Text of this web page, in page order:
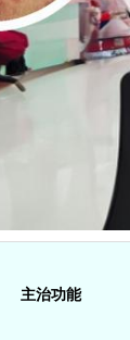
主治功能